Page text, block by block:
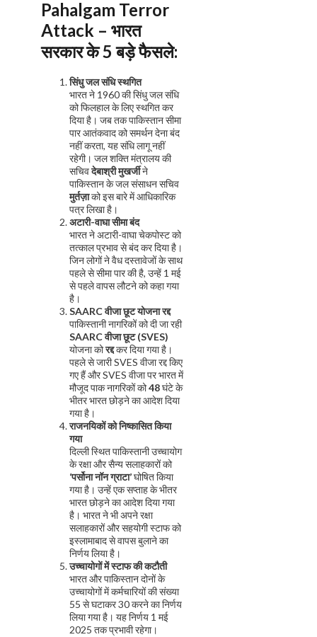
Pahalgam Terror
Attack – भारत
सरकार के 5 बड़े फैसले:
सिंधु जल संधि स्थगित
भारत ने 1960 की सिंधु जल संधि
को फिलहाल के लिए स्थगित कर
दिया है। जब तक पाकिस्तान सीमा
पार आतंकवाद को समर्थन देना बंद
नहीं करता, यह संधि लागू नहीं
रहेगी। जल शक्ति मंत्रालय की
सचिवदेबाश्री मुखर्जीने
पाकिस्तान के जल संसाधन सचिव
मुर्तज़ाको इस बारे में आधिकारिक
पत्र लिखा है।
अटारी-वाघा सीमा बंद
भारत ने अटारी-वाघा चेकपोस्ट को
तत्काल प्रभाव से बंद कर दिया है।
जिन लोगों ने वैध दस्तावेजों के साथ
पहले से सीमा पार की है, उन्हें 1 मई
से पहले वापस लौटने को कहा गया
है।
SAARC वीजा छूट योजना रद्द
पाकिस्तानी नागरिकों को दी जा रही
SAARC वीजा छूट (SVES)
योजना कोरद्दकर दिया गया है।
पहले से जारी SVES वीजा रद्द किए
गए हैं और SVES वीजा पर भारत में
मौजूद पाक नागरिकों को48घंटे के
भीतर भारत छोड़ने का आदेश दिया
गया है।
राजनयिकों को निष्कासित किया
गया
दिल्ली स्थित पाकिस्तानी उच्चायोग
के रक्षा और सैन्य सलाहकारों को
‘पर्सोना नॉन ग्राटा’घोषित किया
गया है। उन्हें एक सप्ताह के भीतर
भारत छोड़ने का आदेश दिया गया
है। भारत ने भी अपने रक्षा
सलाहकारों और सहयोगी स्टाफ को
इस्लामाबाद से वापस बुलाने का
निर्णय लिया है।
उच्चायोगों में स्टाफ की कटौती
भारत और पाकिस्तान दोनों के
उच्चायोगों में कर्मचारियों की संख्या
55 से घटाकर 30 करने का निर्णय
लिया गया है। यह निर्णय 1 मई
2025 तक प्रभावी रहेगा।